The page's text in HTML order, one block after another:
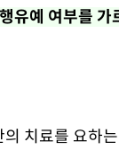
유예 여부를 가
치료를 요하